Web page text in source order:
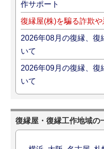
作サポート
復縁屋(株)を騙る詐欺
2026年08月の復縁、復
いて
2026年09月の復縁、復
いて
復縁屋・復縁工作地域の